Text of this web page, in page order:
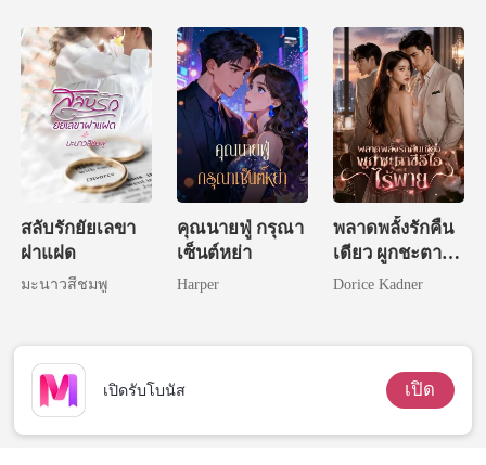
สลับรักยัยเลขา
ฝาแฝด
มะนาวสีชมพู
คุณนายฟู่ กรุณา
เซ็นต์หย่า
Harper
พลาดพลั้งรักคืน
เดียว ผูกชะตาซีอี
โอไร้พ่าย
Dorice Kadner
เปิดรับโบนัส เปิด